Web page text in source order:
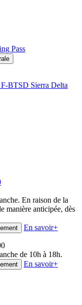
Pass
BTSD Sierra Delta
En raison de la
manière anticipée, dès
En savoir+
de 10h à 18h.
En savoir+